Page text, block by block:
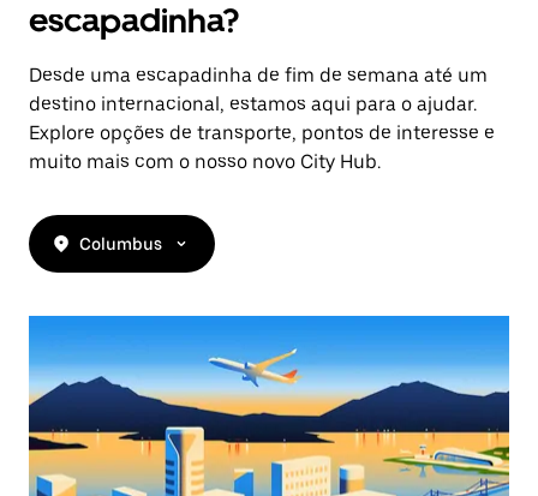
escapadinha?
Desde uma escapadinha de fim de semana até um
destino internacional, estamos aqui para o ajudar.
Explore opções de transporte, pontos de interesse e
muito mais com o nosso novo City Hub.
Columbus